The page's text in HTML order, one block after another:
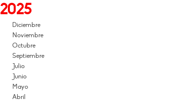
2025
Diciembre
Noviembre
Octubre
Septiembre
Julio
Junio
Mayo
Abril